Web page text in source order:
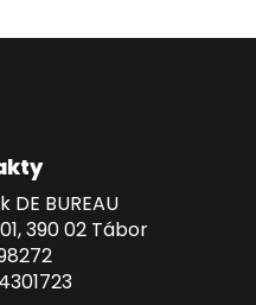
DE BUREAU
390 02 Tábor